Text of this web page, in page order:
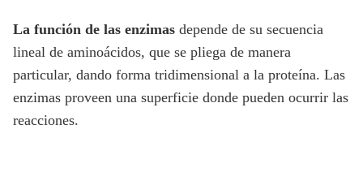
La función de las enzimas depende de su secuencia
lineal de aminoácidos, que se pliega de manera
particular, dando forma tridimensional a la proteína. Las
enzimas proveen una superficie donde pueden ocurrir las
reacciones.